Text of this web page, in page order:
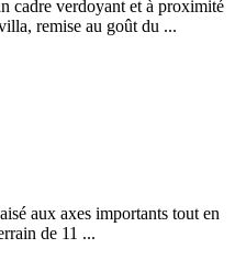
verdoyant et à proximité
remise au goût du ...
aux axes importants tout en
de 11 ...